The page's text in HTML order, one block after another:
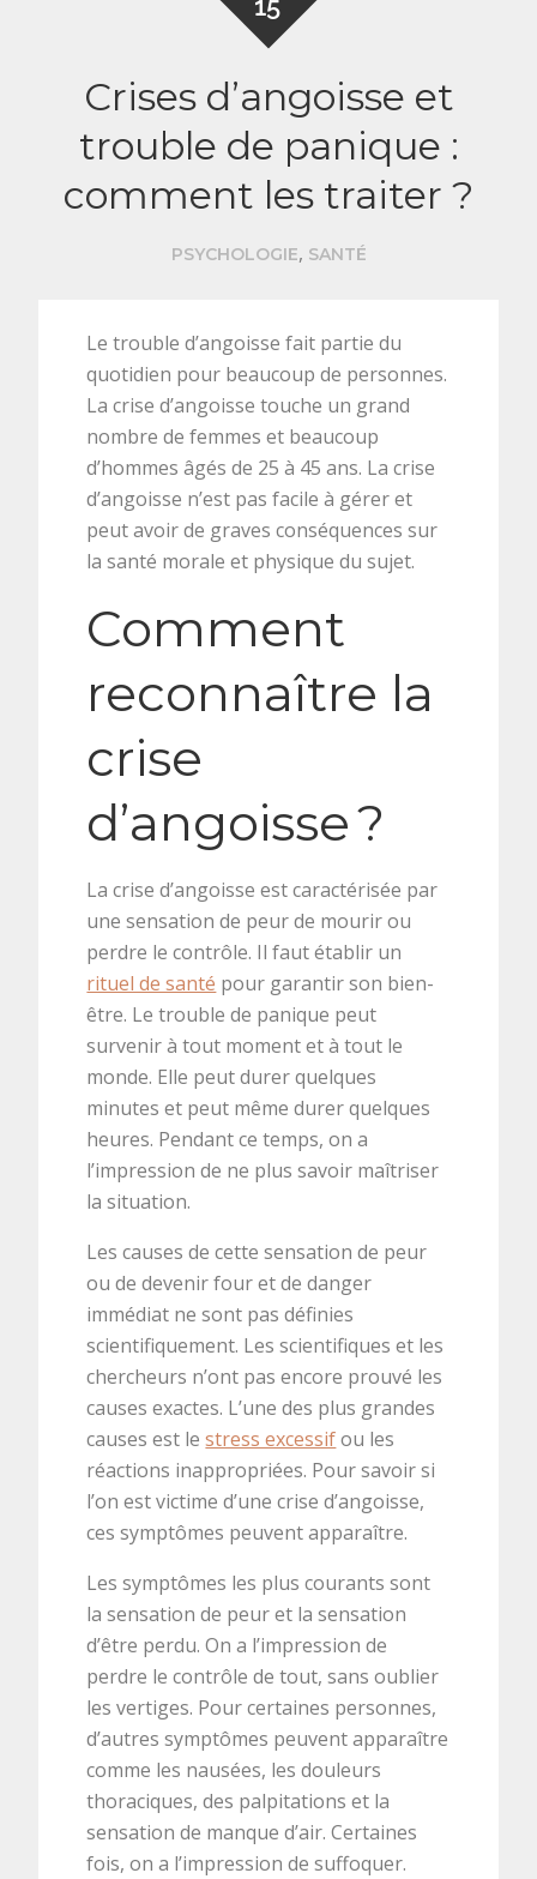
15
Crises d’angoisse et
trouble de panique :
comment les traiter ?
PSYCHOLOGIE, SANTÉ
Le trouble d’angoisse fait partie du
quotidien pour beaucoup de personnes.
La crise d’angoisse touche un grand
nombre de femmes et beaucoup
d’hommes âgés de 25 à 45 ans. La crise
d’angoisse n’est pas facile à gérer et
peut avoir de graves conséquences sur
la santé morale et physique du sujet.
Comment
reconnaître la
crise
d’angoisse ?
La crise d’angoisse est caractérisée par
une sensation de peur de mourir ou
perdre le contrôle. Il faut établir un
rituel de santé pour garantir son bien-
être. Le trouble de panique peut
survenir à tout moment et à tout le
monde. Elle peut durer quelques
minutes et peut même durer quelques
heures. Pendant ce temps, on a
l’impression de ne plus savoir maîtriser
la situation.
Les causes de cette sensation de peur
ou de devenir four et de danger
immédiat ne sont pas définies
scientifiquement. Les scientifiques et les
chercheurs n’ont pas encore prouvé les
causes exactes. L’une des plus grandes
causes est lestress excessifou les
réactions inappropriées. Pour savoir si
l’on est victime d’une crise d’angoisse,
ces symptômes peuvent apparaître.
Les symptômes les plus courants sont
la sensation de peur et la sensation
d’être perdu. On a l’impression de
perdre le contrôle de tout, sans oublier
les vertiges. Pour certaines personnes,
d’autres symptômes peuvent apparaître
comme les nausées, les douleurs
thoraciques, des palpitations et la
sensation de manque d’air. Certaines
fois, on a l’impression de suffoquer.